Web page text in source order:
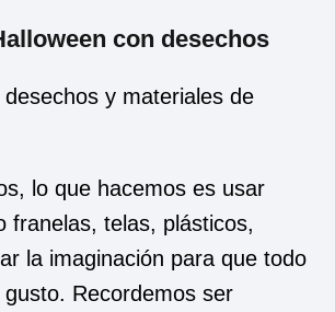
con desechos
y materiales de
lo que hacemos es usar
franelas, telas, plásticos,
la imaginación para que todo
Recordemos ser